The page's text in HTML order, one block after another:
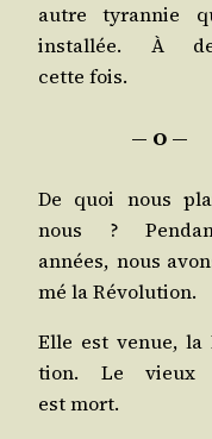
autre tyran­nie
ins­tal­lée. À
cette fois.
― O ―
De quoi nous
nous ?
années, nous
mé la Révolution.
Elle est venue, la
tion. Le vieux
est mort.